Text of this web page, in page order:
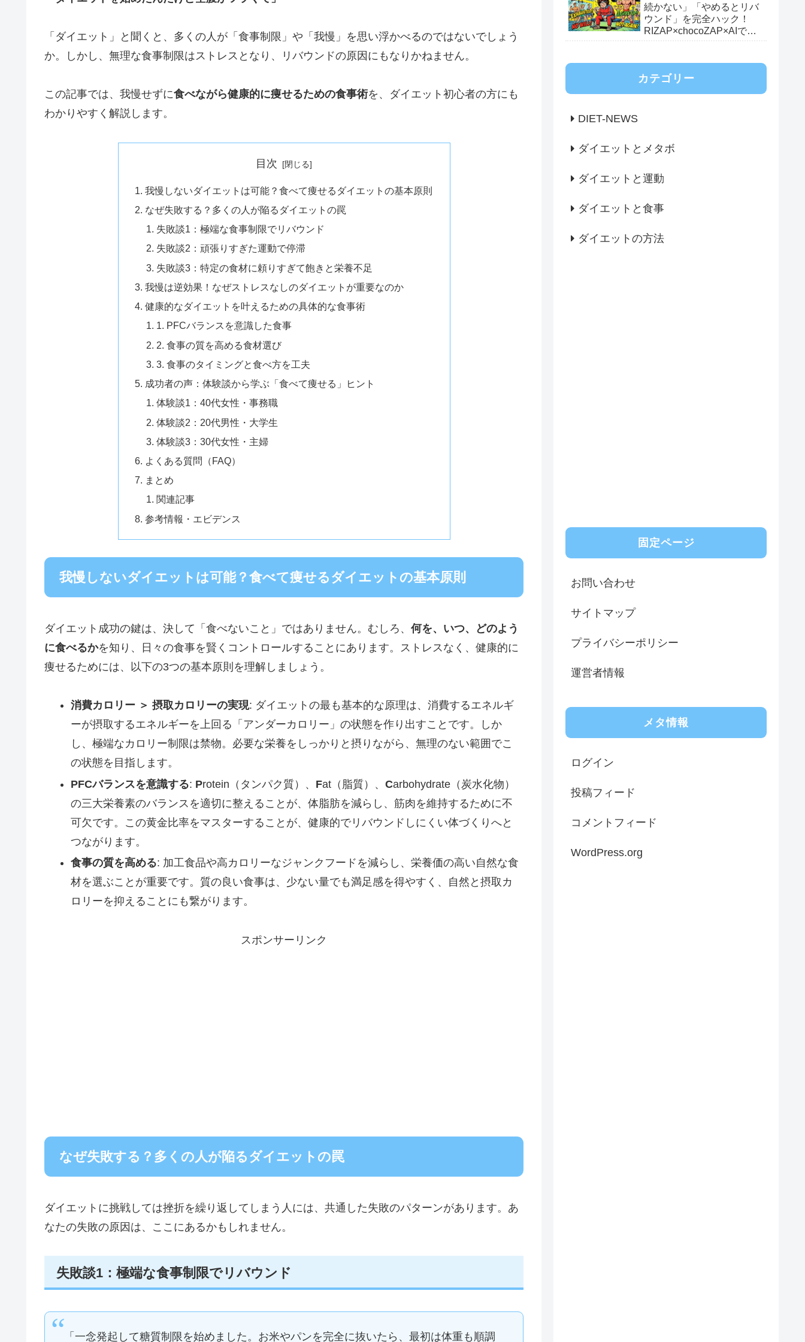
「ダイエット」と聞くと、多くの人が「食事制限」や「我慢」を思い浮かべるのではないでしょう
か。しかし、無理な食事制限はストレスとなり、リバウンドの原因にもなりかねません。
この記事では、我慢せずに食べながら健康的に痩せるための食事術を、ダイエット初心者の方にも
わかりやすく解説します。
目次
我慢しないダイエットは可能？食べて痩せるダイエットの基本原則
なぜ失敗する？多くの人が陥るダイエットの罠
失敗談1：極端な食事制限でリバウンド
失敗談2：頑張りすぎた運動で停滞
失敗談3：特定の食材に頼りすぎて飽きと栄養不足
我慢は逆効果！なぜストレスなしのダイエットが重要なのか
健康的なダイエットを叶えるための具体的な食事術
1. PFCバランスを意識した食事
2. 食事の質を高める食材選び
3. 食事のタイミングと食べ方を工夫
成功者の声：体験談から学ぶ「食べて痩せる」ヒント
体験談1：40代女性・事務職
体験談2：20代男性・大学生
体験談3：30代女性・主婦
よくある質問（FAQ）
まとめ
関連記事
参考情報・エビデンス
我慢しないダイエットは可能？食べて痩せるダイエットの基本原則
ダイエット成功の鍵は、決して「食べないこと」ではありません。むしろ、 何を、いつ、どのよう
に食べるかを知り、日々の食事を賢くコントロールすることにあります。ストレスなく、健康的に
痩せるためには、以下の3つの基本原則を理解しましょう。
消費カロリー ＞ 摂取カロリーの実現: ダイエットの最も基本的な原理は、消費するエネルギ
ーが摂取するエネルギーを上回る「アンダーカロリー」の状態を作り出すことです。しか
し、極端なカロリー制限は禁物。必要な栄養をしっかりと摂りながら、無理のない範囲でこ
の状態を目指します。
PFCバランスを意識する: Protein（タンパク質）、 Fat（脂質）、 Carbohydrate（炭水化物）
の三大栄養素のバランスを適切に整えることが、体脂肪を減らし、筋肉を維持するために不
可欠です。この黄金比率をマスターすることが、健康的でリバウンドしにくい体づくりへと
つながります。
食事の質を高める: 加工食品や高カロリーなジャンクフードを減らし、栄養価の高い自然な食
材を選ぶことが重要です。質の良い食事は、少ない量でも満足感を得やすく、自然と摂取カ
ロリーを抑えることにも繋がります。
スポンサーリンク
なぜ失敗する？多くの人が陥るダイエットの罠
ダイエットに挑戦しては挫折を繰り返してしまう人には、共通した失敗のパターンがあります。あ
なたの失敗の原因は、ここにあるかもしれません。
失敗談1：極端な食事制限でリバウンド
「一念発起して糖質制限を始めました。お米やパンを完全に抜いたら、最初は体重も順調
続かない」「やめるとリバ
ウンド」を完全ハック！
RIZAP×chocoZAP×AIで繋
カテゴリー
DIET-NEWS
ダイエットとメタボ
ダイエットと運動
ダイエットと食事
ダイエットの方法
固定ページ
お問い合わせ
サイトマップ
プライバシーポリシー
運営者情報
メタ情報
ログイン
投稿フィード
コメントフィード
WordPress.org